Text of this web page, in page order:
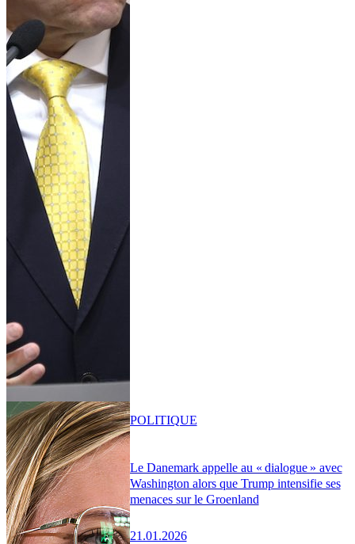
Le Danemark appelle au « dialogue » avec
Washington alors que Trump intensifie ses
menaces sur le Groenland
21.01.2026
POLITIQUE